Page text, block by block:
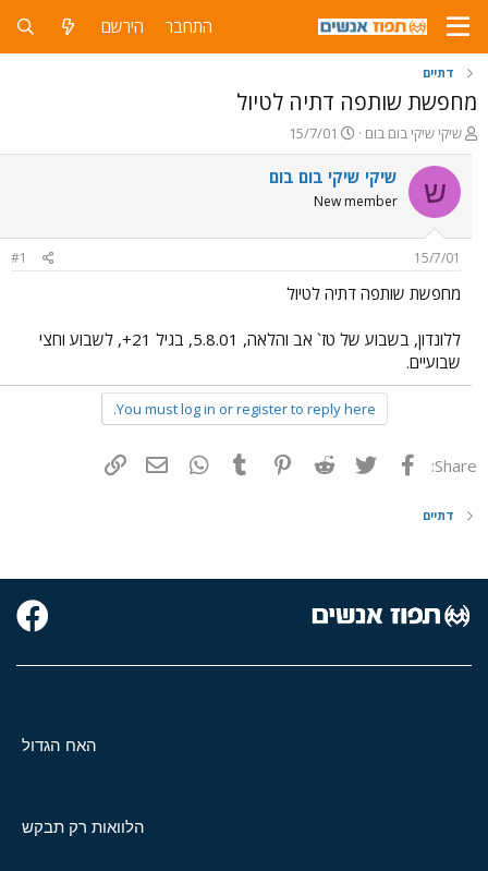
התחבר הירשם
דתיים
מחפשת שותפה דתיה לטיול
פ
ו
ת
ח
ה
ש
א
שיקי שיקי בום בום
פ
ו
ר
ס
ם
ר
15/7/01
ש שיקי שיקי בום בום
New member
15/7/01
#1
מחפשת שותפה דתיה לטיול
ללונדון, בשבוע של טז` אב והלאה, 5.8.01, בגיל 21+, לשבוע וחצי
שבועיים.
You must log in or register to reply here.
Share: פייסבוק Twitter
Reddit
Pinterest
Tumblr
WhatsAppדואר אלקטרוני
דתיים
האח הגדול
הלוואות רק תבקש